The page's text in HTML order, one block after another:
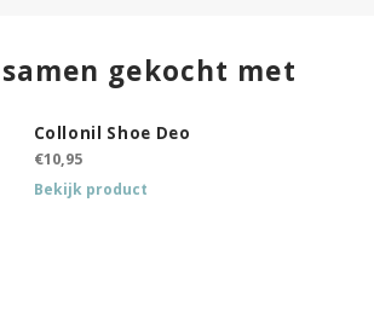
gekocht met
Collonil Shoe Deo
€10,95
Bekijk product